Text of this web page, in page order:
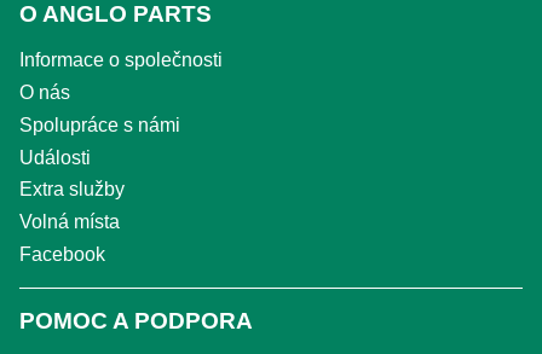
O ANGLO PARTS
Informace o společnosti
O nás
Spolupráce s námi
Události
Extra služby
Volná místa
Facebook
POMOC A PODPORA